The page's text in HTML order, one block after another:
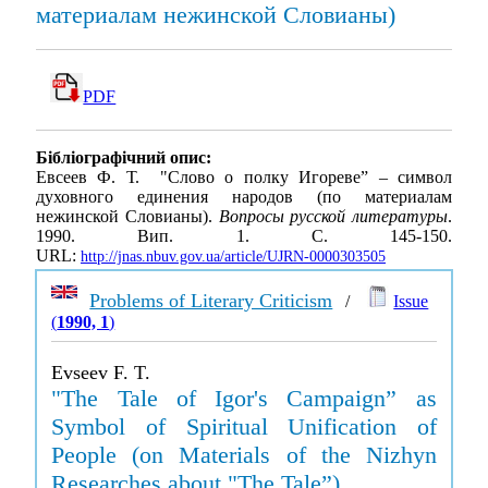
материалам нежинской Словианы)
PDF
Бібліографічний опис:
Евсеев Ф. Т. "Слово о полку Игореве” – символ
духовного единения народов (по материалам
нежинской Словианы). Вопросы русской литературы.
1990. Вип. 1. С. 145-150.
URL: http://jnas.nbuv.gov.ua/article/UJRN-0000303505
Problems of Literary Criticism /
Issue
(1990, 1)
Evseev F. T.
"The Tale of Igor's Campaign” as
Symbol of Spiritual Unification of
People (on Materials of the Nizhyn